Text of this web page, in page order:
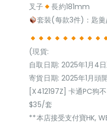
叉子
長約181mm
套裝(每款3件)：匙
(現貨:
自取日期: 2025年1月4
寄貨日期: 2025年1月頭
[X412197Z] 卡通PC狗
$35/套
**本店接受支付寶HK,